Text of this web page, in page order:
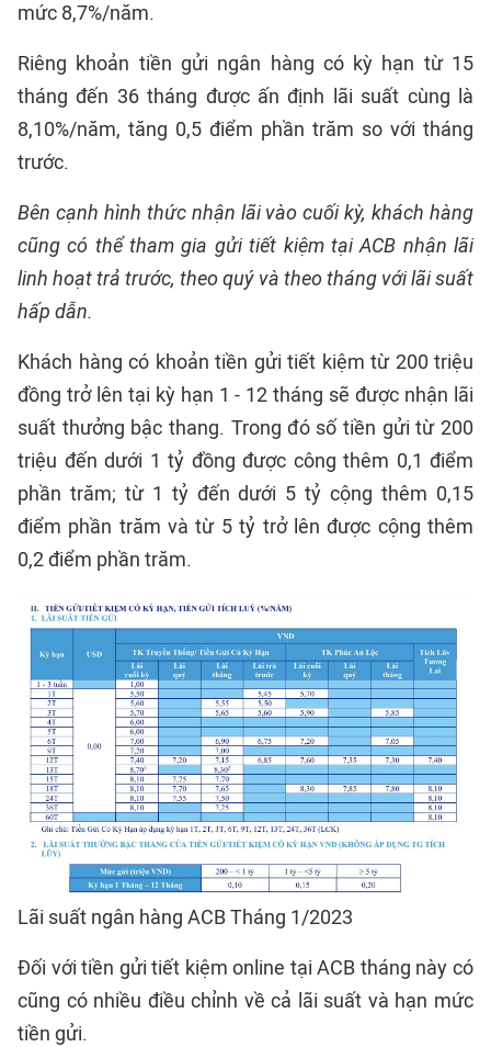
mức 8,7%/năm.
Riêng khoản tiền gửi ngân hàng có kỳ hạn từ 15
tháng đến 36 tháng được ấn định lãi suất cùng là
8,10%/năm, tăng 0,5 điểm phần trăm so với tháng
trước.
Bên cạnh hình thức nhận lãi vào cuối kỳ, khách hàng
cũng có thể tham gia gửi tiết kiệm tại ACB nhận lãi
linh hoạt trả trước, theo quý và theo tháng với lãi suất
hấp dẫn.
Khách hàng có khoản tiền gửi tiết kiệm từ 200 triệu
đồng trở lên tại kỳ hạn 1 - 12 tháng sẽ được nhận lãi
suất thưởng bậc thang. Trong đó số tiền gửi từ 200
triệu đến dưới 1 tỷ đồng được công thêm 0,1 điểm
phần trăm; từ 1 tỷ đến dưới 5 tỷ cộng thêm 0,15
điểm phần trăm và từ 5 tỷ trở lên được cộng thêm
0,2 điểm phần trăm.
Lãi suất ngân hàng ACB Tháng 1/2023
Đối với tiền gửi tiết kiệm online tại ACB tháng này có
cũng có nhiều điều chỉnh về cả lãi suất và hạn mức
tiền gửi.